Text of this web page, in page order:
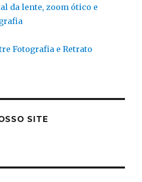
da lente, zoom ótico e
Fotografia e Retrato
SITE